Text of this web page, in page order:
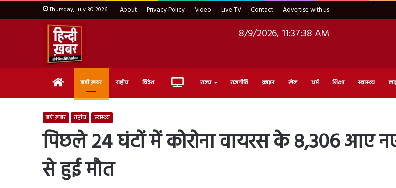
Thursday, July 30 2026 About Privacy Policy Video Live TV Contact Advertise with us
8/9/2026, 11:37:40 AM
Home बड़ी ख़बर राष्ट्रीय विदेश Live राज्य राजनीति क्राइम खेल धर्म शिक्षा स्वास्थ्य
बड़ी ख़बर राष्ट्रीय स्वास्थ्य
पिछले 24 घंटों में कोरोना वायरस के 8,306 आए
से हुई मौत